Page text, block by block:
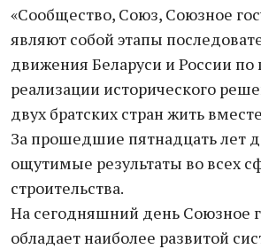
«Сообщество, Союз, Союзное
являют собой этапы
движения Беларуси и России по
реализации исторического
двух братских стран жить
За прошедшие пятнадцать лет
ощутимые результаты во всех
строительства.
На сегодняшний день Союзное
обладает наиболее развитой